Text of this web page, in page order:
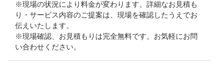
※現場の状況により料金が変わります。詳細なお見積も
り・サービス内容のご提案は、現場を確認したうえでお
伝えいたします。
※現場確認、お見積もりは完全無料です。お気軽にお問
い合わせください。